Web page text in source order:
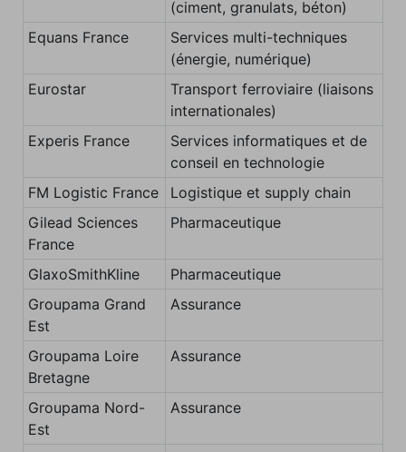
(ciment, granulats, béton)
Equans France
Services multi-techniques
(énergie, numérique)
Eurostar
Transport ferroviaire (liaisons
internationales)
Experis France
Services informatiques et de
conseil en technologie
FM Logistic France
Logistique et supply chain
Gilead Sciences
France
Pharmaceutique
GlaxoSmithKline
Pharmaceutique
Groupama Grand
Est
Assurance
Groupama Loire
Bretagne
Assurance
Groupama Nord-
Est
Assurance